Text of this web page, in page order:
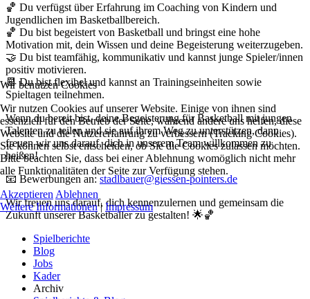
🏀 Du verfügst über Erfahrung im Coaching von Kindern und
Jugendlichen im Basketballbereich.
🏀 Du bist begeistert von Basketball und bringst eine hohe
Motivation mit, dein Wissen und deine Begeisterung weiterzugeben.
🤝 Du bist teamfähig, kommunikativ und kannst junge Spieler/innen
positiv motivieren.
📆 Du bist flexibel und kannst an Trainingseinheiten sowie
Spieltagen teilnehmen.
Wenn du bereit bist, deine Begeisterung für Basketball mit jungen
Talenten zu teilen und sie auf ihrem Weg zu unterstützen, dann
freuen wir uns darauf, dich in unserem Team willkommen zu
heißen!
📧 Bewerbungen an: stadlbauer@giessen-pointers.de
Wir freuen uns darauf, dich kennenzulernen und gemeinsam die
Zukunft unserer Basketballer zu gestalten! 🌟🏀
Spielberichte
Blog
Jobs
Kader
Archiv
Wir benutzen Cookies
Wir nutzen Cookies auf unserer Website. Einige von ihnen sind
essenziell für den Betrieb der Seite, während andere uns helfen, diese
Website und die Nutzererfahrung zu verbessern (Tracking Cookies).
Sie können selbst entscheiden, ob Sie die Cookies zulassen möchten.
Bitte beachten Sie, dass bei einer Ablehnung womöglich nicht mehr
alle Funktionalitäten der Seite zur Verfügung stehen.
Akzeptieren Ablehnen
Weitere Informationen| Impressum